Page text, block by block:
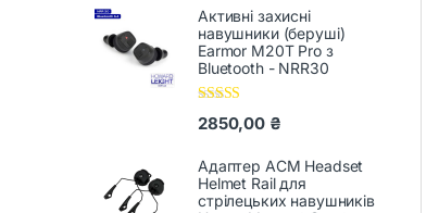
Активні захисні
навушники (беруші)
Earmor M20T Pro з
Bluetooth - NRR30
Оцінено в
5.00з 5
2850,00 ₴
Адаптер ACM Headset
Helmet Rail для
стрілецьких навушників